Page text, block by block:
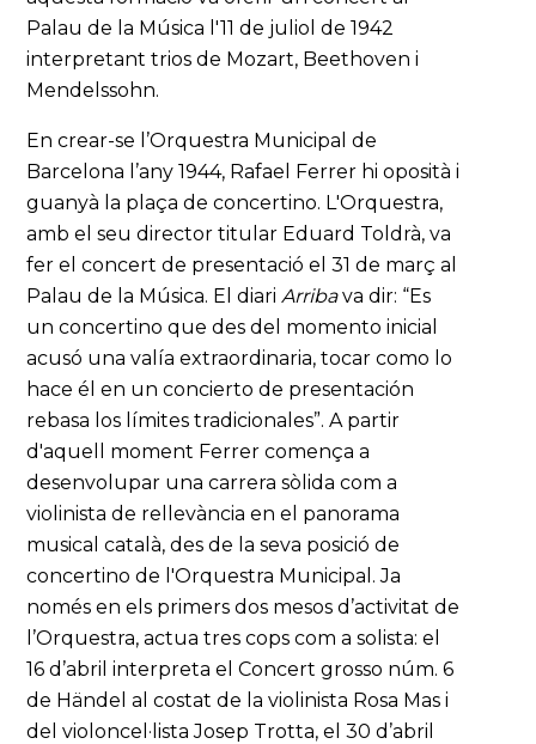
Palau de la Música l'11 de juliol de 1942
interpretant trios de Mozart, Beethoven i
Mendelssohn.
En crear-se l’Orquestra Municipal de
Barcelona l’any 1944, Rafael Ferrer hi oposità i
guanyà la plaça de concertino. L'Orquestra,
amb el seu director titular Eduard Toldrà, va
fer el concert de presentació el 31 de març al
Palau de la Música. El diariArribava dir: “Es
un concertino que des del momento inicial
acusó una valía extraordinaria, tocar como lo
hace él en un concierto de presentación
rebasa los límites tradicionales”. A partir
d'aquell moment Ferrer comença a
desenvolupar una carrera sòlida com a
violinista de rellevància en el panorama
musical català, des de la seva posició de
concertino de l'Orquestra Municipal. Ja
només en els primers dos mesos d’activitat de
l’Orquestra, actua tres cops com a solista: el
16 d’abril interpreta el Concert grosso núm. 6
de Händel al costat de la violinista Rosa Mas i
del violoncel·lista Josep Trotta, el 30 d’abril